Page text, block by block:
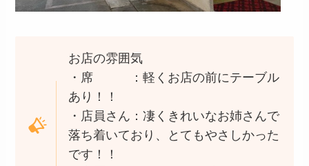
お店の雰囲気
・席 ：軽くお店の前にテーブル
あり！！
・店員さん：凄くきれいなお姉さんで
落ち着いており、とてもやさしかった
です！！